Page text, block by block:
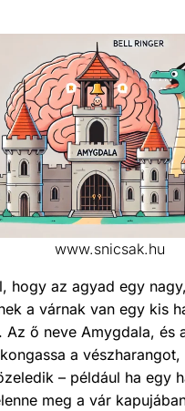
www.snicsak.hu
hogy az agyad egy
a várnak van egy kis
Az ő neve Amygdala, és
a vészharangot,
– például ha egy
meg a vár